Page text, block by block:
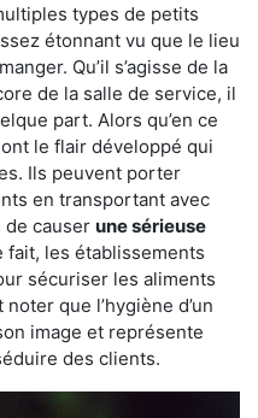
types de petits
étonnant vu que le lieu
Qu’il s’agisse de la
de la salle de service, il
part. Alors qu’en ce
le flair développé qui
Ils peuvent porter
en transportant avec
causer une sérieuse
fait, les établissements
sécuriser les aliments
que l’hygiène d’un
image et représente
des clients.